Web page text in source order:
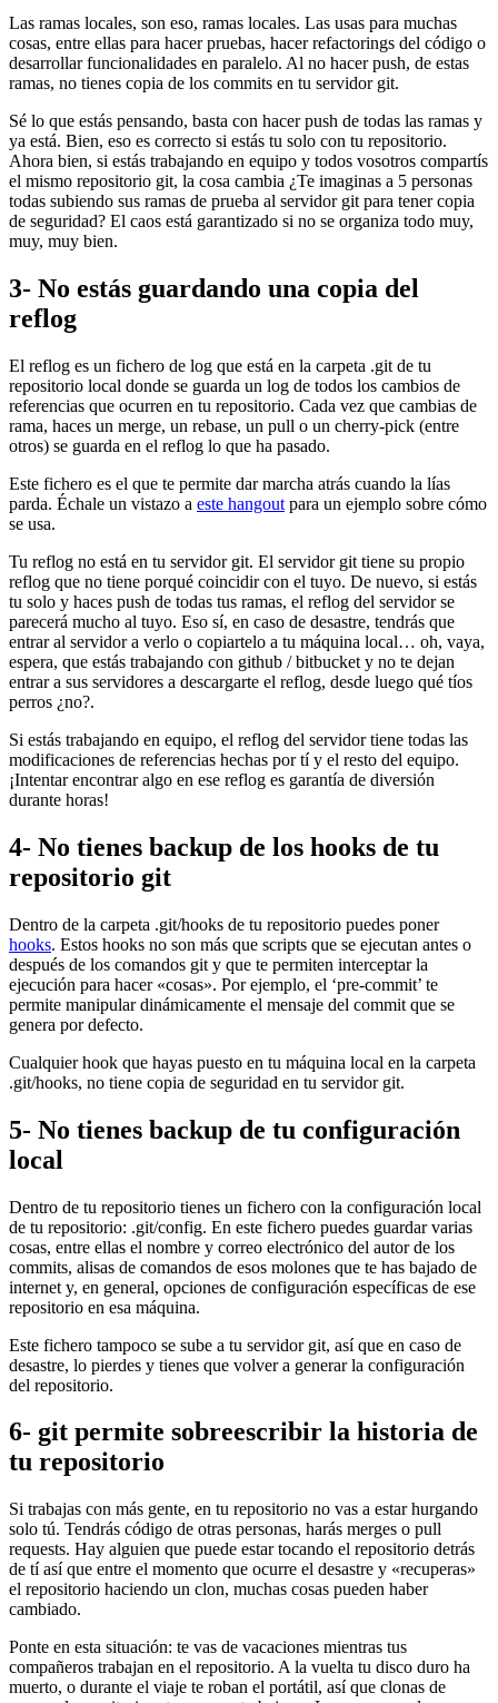
Las ramas locales, son eso, ramas locales. Las usas para muchas
cosas, entre ellas para hacer pruebas, hacer refactorings del código o
desarrollar funcionalidades en paralelo. Al no hacer push, de estas
ramas, no tienes copia de los commits en tu servidor git.
Sé lo que estás pensando, basta con hacer push de todas las ramas y
ya está. Bien, eso es correcto si estás tu solo con tu repositorio.
Ahora bien, si estás trabajando en equipo y todos vosotros compartís
el mismo repositorio git, la cosa cambia ¿Te imaginas a 5 personas
todas subiendo sus ramas de prueba al servidor git para tener copia
de seguridad? El caos está garantizado si no se organiza todo muy,
muy, muy bien.
3- No estás guardando una copia del
reflog
El reflog es un fichero de log que está en la carpeta .git de tu
repositorio local donde se guarda un log de todos los cambios de
referencias que ocurren en tu repositorio. Cada vez que cambias de
rama, haces un merge, un rebase, un pull o un cherry-pick (entre
otros) se guarda en el reflog lo que ha pasado.
Este fichero es el que te permite dar marcha atrás cuando la lías
parda. Échale un vistazo a este hangout para un ejemplo sobre cómo
se usa.
Tu reflog no está en tu servidor git. El servidor git tiene su propio
reflog que no tiene porqué coincidir con el tuyo. De nuevo, si estás
tu solo y haces push de todas tus ramas, el reflog del servidor se
parecerá mucho al tuyo. Eso sí, en caso de desastre, tendrás que
entrar al servidor a verlo o copiartelo a tu máquina local… oh, vaya,
espera, que estás trabajando con github / bitbucket y no te dejan
entrar a sus servidores a descargarte el reflog, desde luego qué tíos
perros ¿no?.
Si estás trabajando en equipo, el reflog del servidor tiene todas las
modificaciones de referencias hechas por tí y el resto del equipo.
¡Intentar encontrar algo en ese reflog es garantía de diversión
durante horas!
4- No tienes backup de los hooks de tu
repositorio git
Dentro de la carpeta .git/hooks de tu repositorio puedes poner
hooks. Estos hooks no son más que scripts que se ejecutan antes o
después de los comandos git y que te permiten interceptar la
ejecución para hacer «cosas». Por ejemplo, el ‘pre-commit’ te
permite manipular dinámicamente el mensaje del commit que se
genera por defecto.
Cualquier hook que hayas puesto en tu máquina local en la carpeta
.git/hooks, no tiene copia de seguridad en tu servidor git.
5- No tienes backup de tu configuración
local
Dentro de tu repositorio tienes un fichero con la configuración local
de tu repositorio: .git/config. En este fichero puedes guardar varias
cosas, entre ellas el nombre y correo electrónico del autor de los
commits, alisas de comandos de esos molones que te has bajado de
internet y, en general, opciones de configuración específicas de ese
repositorio en esa máquina.
Este fichero tampoco se sube a tu servidor git, así que en caso de
desastre, lo pierdes y tienes que volver a generar la configuración
del repositorio.
6- git permite sobreescribir la historia de
tu repositorio
Si trabajas con más gente, en tu repositorio no vas a estar hurgando
solo tú. Tendrás código de otras personas, harás merges o pull
requests. Hay alguien que puede estar tocando el repositorio detrás
de tí así que entre el momento que ocurre el desastre y «recuperas»
el repositorio haciendo un clon, muchas cosas pueden haber
cambiado.
Ponte en esta situación: te vas de vacaciones mientras tus
compañeros trabajan en el repositorio. A la vuelta tu disco duro ha
muerto, o durante el viaje te roban el portátil, así que clonas de